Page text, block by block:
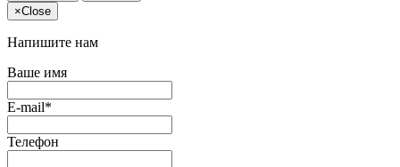
×Close
Напишите нам
Ваше имя
E-mail*
Телефон